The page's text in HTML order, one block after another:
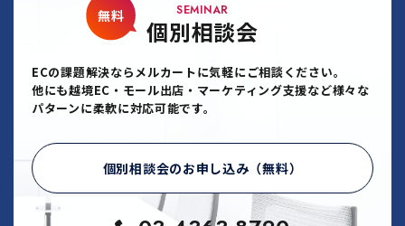
SEMINAR
個別相談会
無料
ECの課題解決ならメルカートに気軽にご相談ください。
他にも越境EC・モール出店・マーケティング支援など様々な
パターンに柔軟に対応可能です。
個別相談会のお申し込み（無料）